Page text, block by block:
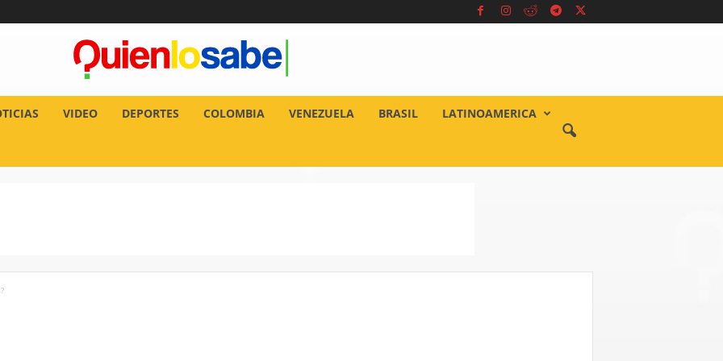
VIDEO DEPORTES COLOMBIA VENEZUELA BRASIL LATINOAMERICA